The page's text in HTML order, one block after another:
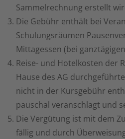
Sammelrechnung erstellt
Die Gebühr enthält bei
Schulungsräumen
Mittagessen (bei
Reise- und Hotelkosten der
Hause des AG
nicht in der Kursgebühr
pauschal veranschlagt und
Die Vergütung ist mit dem
fällig und durch